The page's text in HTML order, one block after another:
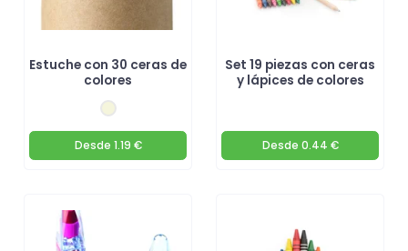
Estuche con 30 ceras de
colores
Desde 1.19 €
Set 19 piezas con ceras
y lápices de colores
Desde 0.44 €